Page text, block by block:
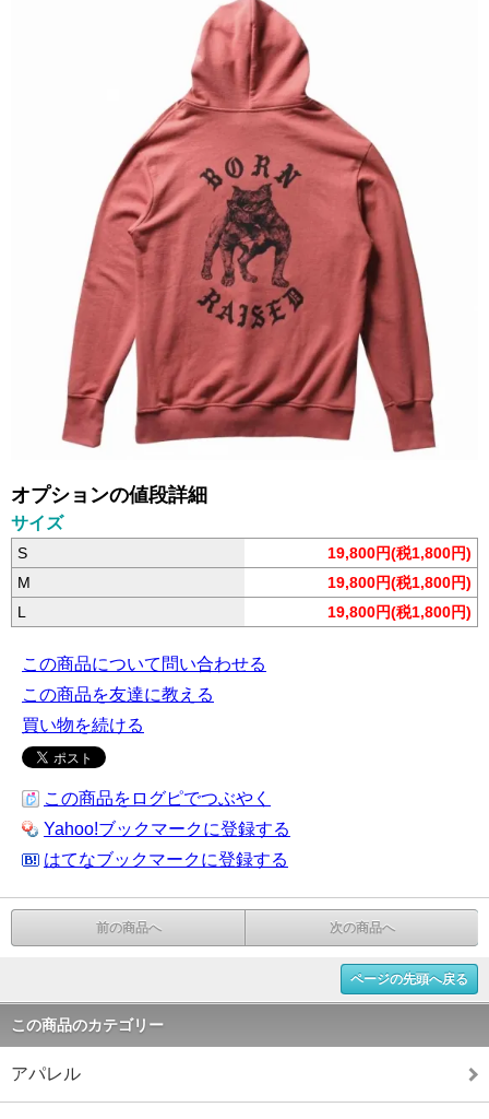
オプションの値段詳細
サイズ
S
19,800円(税1,800円)
M
19,800円(税1,800円)
L
19,800円(税1,800円)
この商品について問い合わせる
この商品を友達に教える
買い物を続ける
この商品をログピでつぶやく
Yahoo!ブックマークに登録する
はてなブックマークに登録する
前の商品へ 次の商品へ
ページの先頭へ戻る
この商品のカテゴリー
アパレル